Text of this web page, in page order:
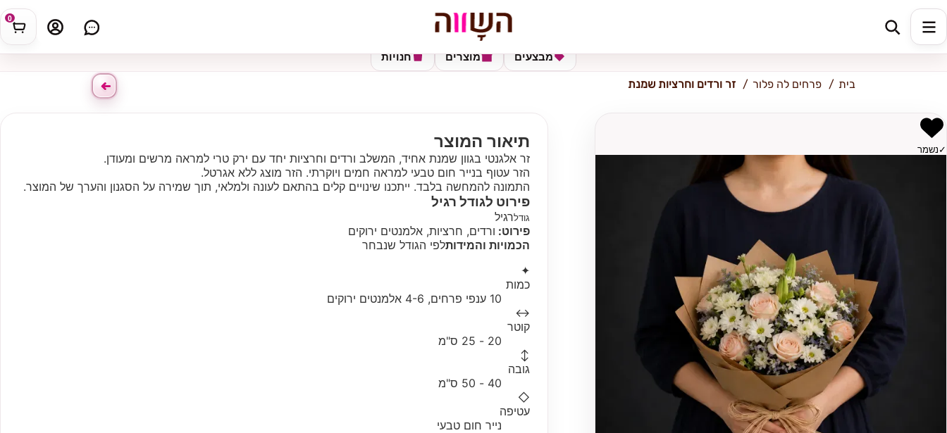
0 אור עקיבא
חנויות מוצרים מבצעים
בית פרחים לה פלור זר ורדים וחרציות שמנת
✓ נשמר תיאור המוצר
זר אלגנטי בגוון שמנת אחיד, המשלב ורדים וחרציות יחד עם ירק טרי למראה מרשים ומעודן.
הזר עטוף בנייר חום טבעי למראה חמים ויוקרתי. הזר מוצג ללא אגרטל.
התמונה להמחשה בלבד. ייתכנו שינויים קלים בהתאם לעונה ולמלאי, תוך שמירה על הסגנון והערך של המוצר.
פירוט לגודל רגיל
גודלרגיל
פירוט: ורדים, חרציות, אלמנטים ירוקים
הכמויות והמידותלפי הגודל שנבחר
✦
כמות
10 ענפי פרחים, 4-6 אלמנטים ירוקים
↔
קוטר
20 - 25 ס"מ
↕
גובה
40 - 50 ס"מ
◇
עטיפה
נייר חום טבעי